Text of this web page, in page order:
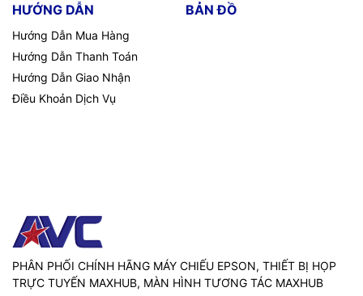
HƯỚNG DẪN
Hướng Dẫn Mua Hàng
Hướng Dẫn Thanh Toán
Hướng Dẫn Giao Nhận
Điều Khoản Dịch Vụ
BẢN ĐỒ
PHÂN PHỐI CHÍNH HÃNG MÁY CHIẾU EPSON, THIẾT BỊ HỌP
TRỰC TUYẾN MAXHUB, MÀN HÌNH TƯƠNG TÁC MAXHUB